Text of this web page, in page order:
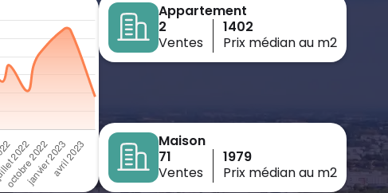
Appartement
2
Ventes
1402
Prix médian au m2
Maison
71
Ventes
1979
Prix médian au m2